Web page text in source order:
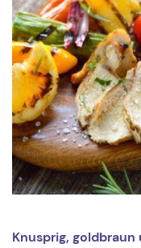
Knusprig,